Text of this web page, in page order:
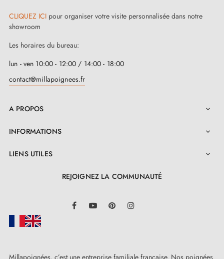
CLIQUEZ ICI pour organiser votre visite personnalisée dans notre
showroom
Les horaires du bureau:
lun - ven 10:00 - 12:00 / 14:00 - 18:00
contact@millapoignees.fr
A PROPOS 
INFORMATIONS 
LIENS UTILES 
REJOIGNEZ LA COMMUNAUTÉ
FacebookYouTube Pinterest
Millapoignées, c’est une entreprise familiale française. Nos poignées